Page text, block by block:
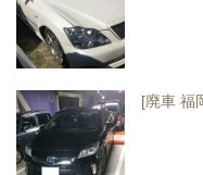
[廃車 福